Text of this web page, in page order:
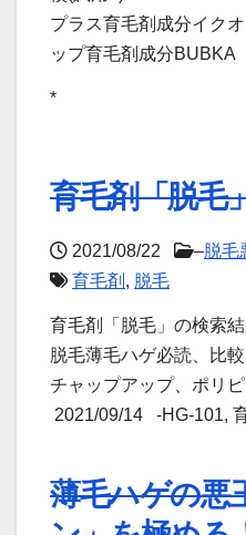
プラス育毛剤成分イク
ップ育毛剤成分
*
育毛剤「脱毛
2021/08/22 –脱毛
育毛剤 , 脱毛
育毛剤「脱毛」の検索
脱毛薄毛ハゲ必読、比
チャップアップ、ポリ
2021/09/14 -HG-101,
薄毛ハゲの悪